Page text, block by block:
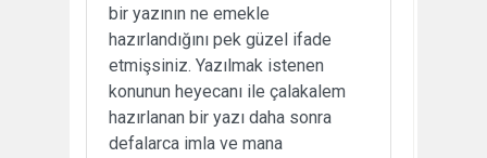
bir yazının ne emekle
hazırlandığını pek güzel ifade
etmişsiniz. Yazılmak istenen
konunun heyecanı ile çalakalem
hazırlanan bir yazı daha sonra
defalarca imla ve mana